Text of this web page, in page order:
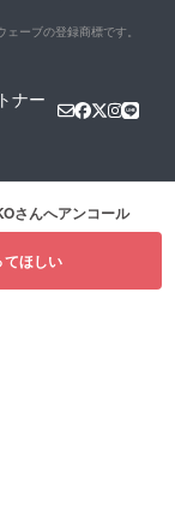
ーブの登録商標です。
ナー
さんへアンコール
ほしい